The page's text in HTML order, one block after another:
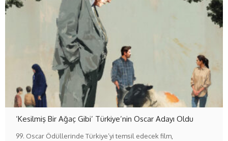
‘Kesilmiş Bir Ağaç Gibi’ Türkiye’nin Oscar Adayı Oldu
99. Oscar Ödüllerinde Türkiye’yi temsil edecek film,